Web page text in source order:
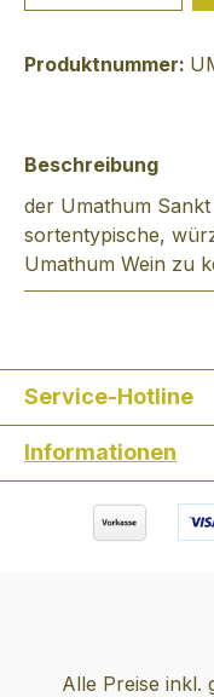
Produktnummer:
Beschreibung
der Umathum
sortentypische,
Umathum Wein zu
Service-Hotline
Informationen
Alle Preise inkl.